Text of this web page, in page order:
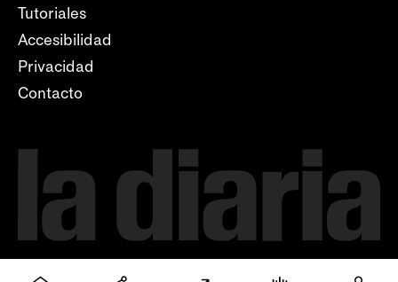
Tutoriales
Accesibilidad
Privacidad
Contacto